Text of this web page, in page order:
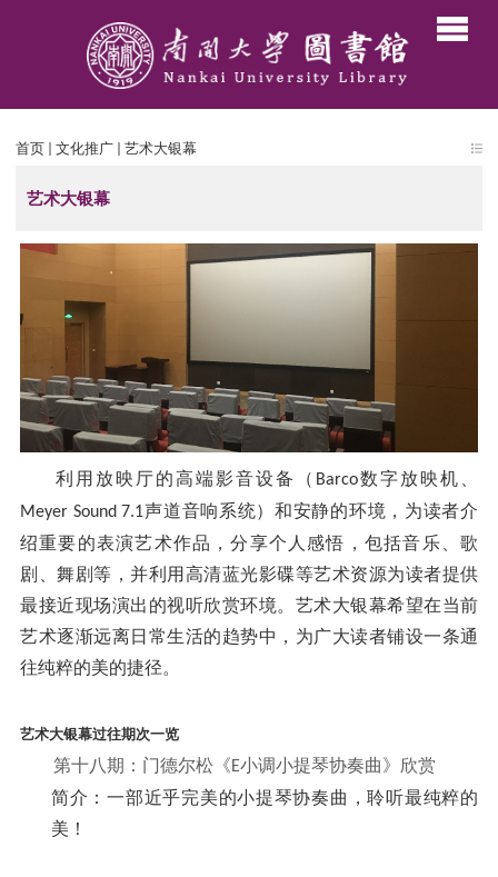
首页 文化推广 艺术大银幕
艺术大银幕
利用放映厅的高端影音设备（ Barco数字放映机、
Meyer Sound 7.1声道音响系统）和安静的环境，为读者介
绍重要的表演艺术作品，分享个人感悟，包括音乐、歌
剧、舞剧等，并利用高清蓝光影碟等艺术资源为读者提供
最接近现场演出的视听欣赏环境。艺术大银幕希望在当前
艺术逐渐远离日常生活的趋势中，为广大读者铺设一条通
往纯粹的美的捷径。
艺术大银幕过往期次一览
第十八期：门德尔松《E小调小提琴协奏曲》欣赏
简介：一部近乎完美的小提琴协奏曲，聆听最纯粹的
美！